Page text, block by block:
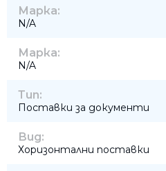
Марка:
N/A
Марка:
N/A
Тип:
Поставки за документи
Вид:
Хоризонтални поставки